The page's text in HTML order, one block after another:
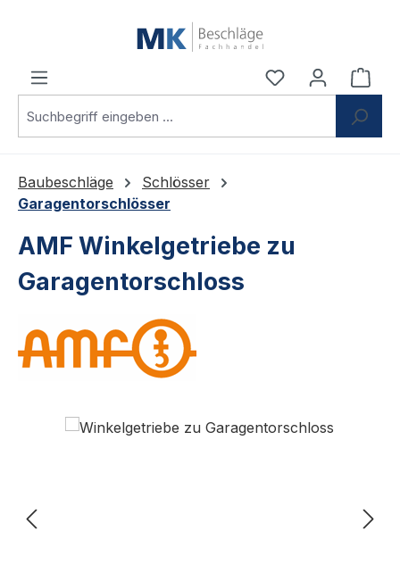
Du hast 0
Baubeschläge
Schlösser
Garagentorschlösser
AMF Winkelgetriebe zu
Garagentorschloss